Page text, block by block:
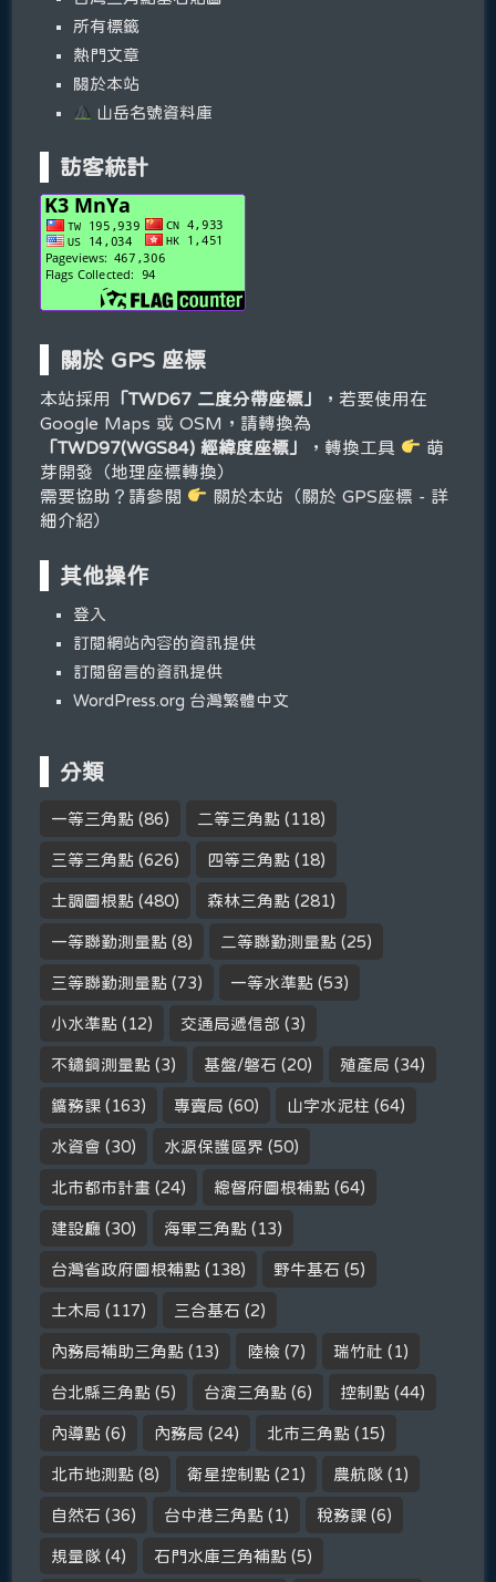
所有標籤
熱門文章
關於本站
山岳名號資料庫
訪客統計
關於 GPS 座標
本站採用 「TWD67 二度分帶座標」
，若要使用在
Google Maps 或 OSM，請轉換為
「TWD97(WGS84) 經緯度座標」
，轉換工具
萌
芽開發（地理座標轉換）
需要協助？請參閱
關於本站（關於 GPS座標 - 詳
細介紹）
其他操作
登入
訂閱網站內容的資訊提供
訂閱留言的資訊提供
WordPress.org 台灣繁體中文
分類
一等三角點 (86) 二等三角點 (118)
三等三角點 (626) 四等三角點 (18)
土調圖根點 (480) 森林三角點 (281)
一等聯勤測量點 (8) 二等聯勤測量點 (25)
三等聯勤測量點 (73) 一等水準點 (53)
小水準點 (12) 交通局遞信部 (3)
不鏽鋼測量點 (3) 基盤/磐石 (20) 殖產局 (34)
鑛務課 (163) 專賣局 (60) 山字水泥柱 (64)
水資會 (30) 水源保護區界 (50)
北市都市計畫 (24) 總督府圖根補點 (64)
建設廳 (30) 海軍三角點 (13)
台灣省政府圖根補點 (138) 野牛基石 (5)
土木局 (117) 三合基石 (2)
內務局補助三角點 (13) 陸檢 (7) 瑞竹社 (1)
台北縣三角點 (5) 台演三角點 (6) 控制點 (44)
內導點 (6) 內務局 (24) 北市三角點 (15)
北市地測點 (8) 衛星控制點 (21) 農航隊 (1)
自然石 (36) 台中港三角點 (1) 稅務課 (6)
規量隊 (4) 石門水庫三角補點 (5)